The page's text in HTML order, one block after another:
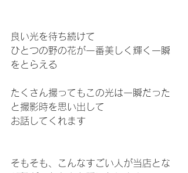
良い光を待ち続けて
ひとつの野の花が一番美しく輝く一瞬
をとらえる
たくさん撮ってもこの光は一瞬だった
と撮影時を思い出して
お話してくれます
そもそも、こんなすごい人が当店とな